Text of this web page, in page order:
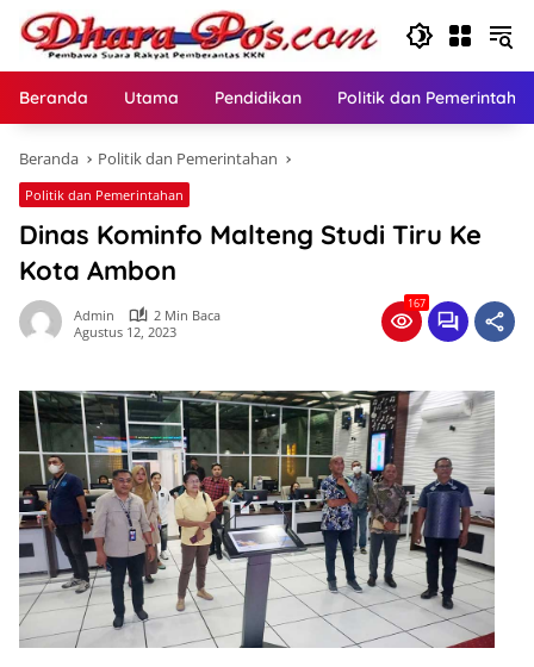
Langsung
konten
Beranda Utama Pendidikan Politik dan
Beranda Politik dan Pemerintahan
Politik dan Pemerintahan
Dinas Kominfo Malteng Studi Tiru Ke
Kota Ambon
Admin
2 Min Baca
Agustus 12, 2023
167